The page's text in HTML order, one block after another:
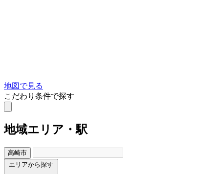
地図で見る
こだわり条件で探す
地域エリア・駅
高崎市
エリアから探す